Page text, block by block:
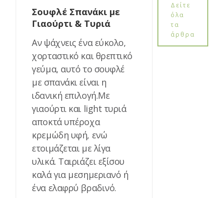
Σουφλέ Σπανάκι με
Γιαούρτι & Τυριά
Αν ψάχνεις ένα εύκολο,
χορταστικό και θρεπτικό
γεύμα, αυτό το σουφλέ
με σπανάκι είναι η
ιδανική επιλογή.Με
γιαούρτι και light τυριά
αποκτά υπέροχα
κρεμώδη υφή, ενώ
ετοιμάζεται με λίγα
υλικά. Ταιριάζει εξίσου
καλά για μεσημεριανό ή
ένα ελαφρύ βραδινό.
Δείτε
όλα
τα
άρθρα